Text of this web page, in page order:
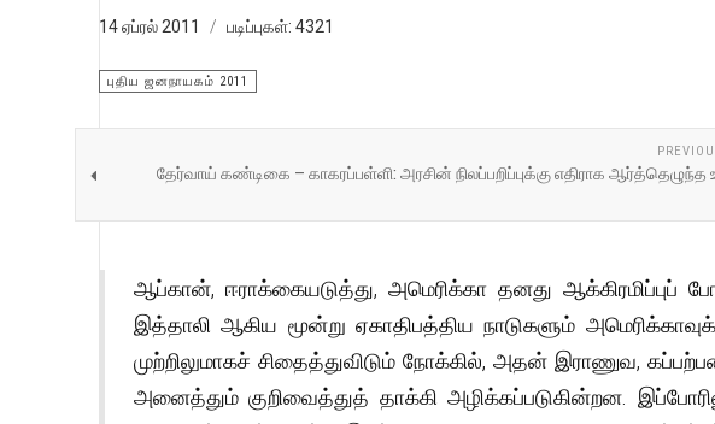
14 ஏப்ரல் 2011 படிப்புகள்: 4321
புதிய ஜனநாயகம் 2011
தேர்வாய் கண்டிகை – காகரப்பள்ளி: அரசின் நிலப்பறிப்புக்கு எதிராக
ஆப்கான், ஈராக்கையடுத்து, அமெரிக்கா தனது ஆக்கிரமிப்புப்
இத்தாலி ஆகிய மூன்று ஏகாதிபத்திய நாடுகளும்
முற்றிலுமாகச் சிதைத்துவிடும் நோக்கில், அதன் இராணுவ,
அனைத்தும் குறிவைத்துத் தாக்கி அழிக்கப்படுகின்றன.